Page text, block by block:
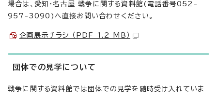
場合は、愛知・名古屋 戦争に関する資料館(電話番号052-
957-3090)へ直接お問い合わせください。
企画展示チラシ （PDF 1.2 MB）
団体での見学について
戦争に関する資料館では団体での見学を随時受け入れていま